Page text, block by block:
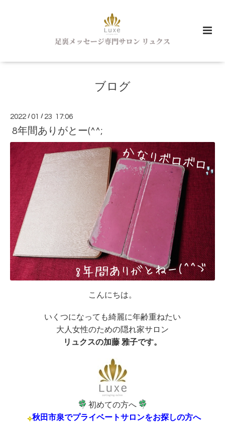
ブログ
2022 /01 / 23 17:06
8年間ありがとー(^^;
こんにちは。
いくつになっても綺麗に年齢重ねたい
大人女性のための隠れ家サロン
リュクスの加藤 雅子です。
初めての方へ
秋田市泉でプライベートサロンをお探しの方へ